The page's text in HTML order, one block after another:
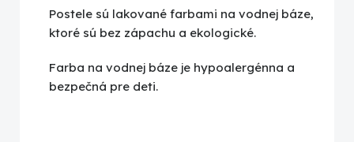
Postele sú lakované farbami na vodnej báze,
ktoré sú bez zápachu a ekologické.
Farba na vodnej báze je hypoalergénna a
bezpečná pre deti.